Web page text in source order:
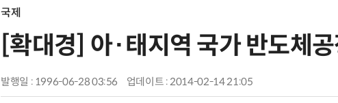
국제
[확대경] 아·태지역 국가 반도체
발행일 : 1996-06-28 03:56 업데이트 : 2014-02-14 21:05